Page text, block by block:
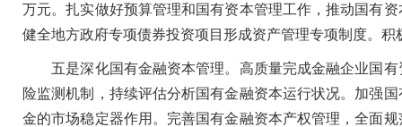
万元。扎实做好预算管理和国有资本管理工作，推动国有
健全地方政府专项债券投资项目形成资产管理专项制度。
五是深化国有金融资本管理。高质量完成金融企业国有
险监测机制，持续评估分析国有金融资本运行状况。加强
金的市场稳定器作用。完善国有金融资本产权管理，全面